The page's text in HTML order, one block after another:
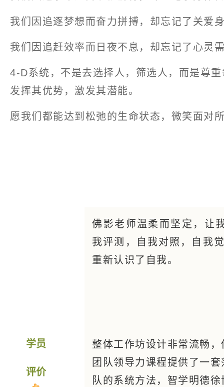
我们因追逐梦想而奋力拼搏，却忘记了关爱
我们因追赶效率而日夜不息，却忘记了心灵
4-D系统，不是去选择人，筛选人，而是尊
发挥其优势，激发其潜能。
愿我们都能达到松弛的生命状态，微笑面对
学员
评价
佛影老师温柔而坚定，让
我评测，自我对照，自我
重新认识了自我。
整体工作坊设计非常流畅
团队领导力课程提供了一
队的系统方法，智学明德